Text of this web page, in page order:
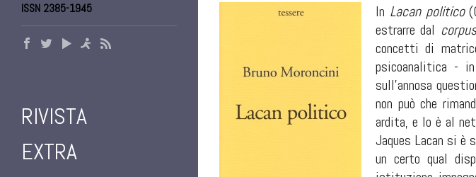
ISSN 2385-1945
RIVISTA
EXTRA
In Lacan politico
estrarre dal corpus
concetti di
psicoanalitica -
sull'annosa
non può che
ardita, e lo è al
Jaques Lacan si è
un certo qual